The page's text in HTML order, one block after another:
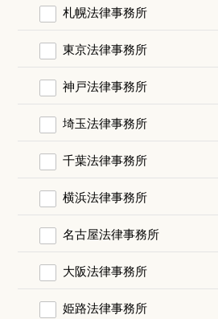
札幌法律事務所
東京法律事務所
神戸法律事務所
埼玉法律事務所
千葉法律事務所
横浜法律事務所
名古屋法律事務所
大阪法律事務所
姫路法律事務所